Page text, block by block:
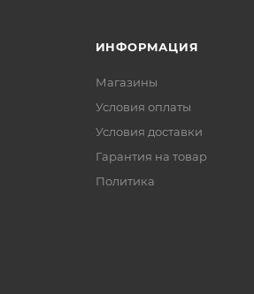
ИНФОРМАЦИЯ
Магазины
Условия оплаты
Условия доставки
Гарантия на товар
Политика